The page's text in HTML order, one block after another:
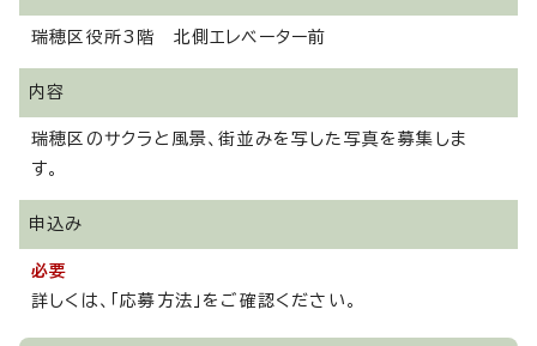
瑞穂区役所3階 北側エレベーター前
内容
瑞穂区のサクラと風景、街並みを写した写真を募集しま
す。
申込み
必要
詳しくは、「応募方法」をご確認ください。